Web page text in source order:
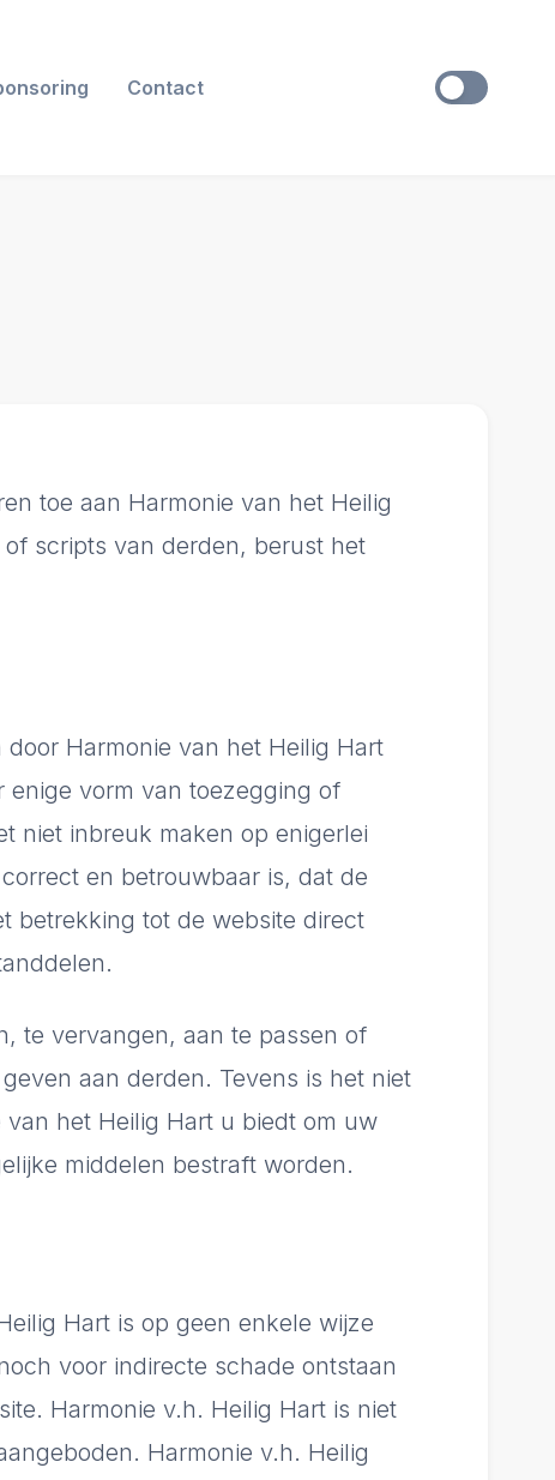
Contact
toe aan Harmonie van het Heilig
scripts van derden, berust het
Harmonie van het Heilig Hart
vorm van toezegging of
niet inbreuk maken op enigerlei
en betrouwbaar is, dat de
betrekking tot de website direct
te vervangen, aan te passen of
aan derden. Tevens is het niet
het Heilig Hart u biedt om uw
middelen bestraft worden.
Hart is op geen enkele wijze
voor indirecte schade ontstaan
Harmonie v.h. Heilig Hart is niet
Harmonie v.h. Heilig